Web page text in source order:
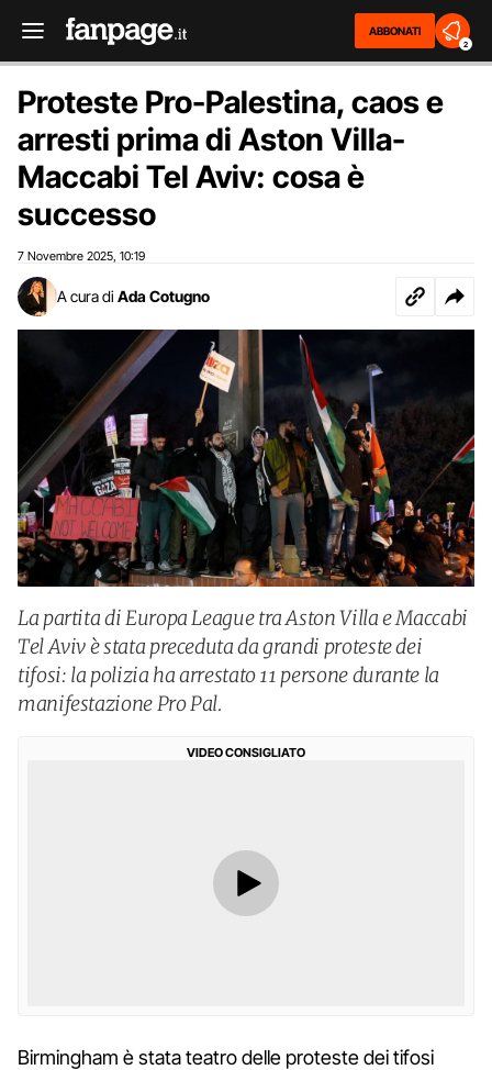
ABBONATI
2
Proteste Pro-Palestina, caos e
arresti prima di Aston Villa-
Maccabi Tel Aviv: cosa è
successo
7 Novembre 2025 10:19
A cura di Ada Cotugno
La partita di Europa League tra Aston Villa e Maccabi
Tel Aviv è stata preceduta da grandi proteste dei
tifosi: la polizia ha arrestato 11 persone durante la
manifestazione Pro Pal.
VIDEO CONSIGLIATO
Birmingham è stata teatro delle proteste dei tifosi